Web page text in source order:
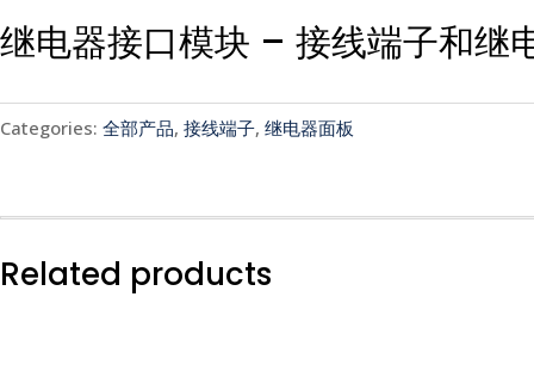
继电器接口模块 – 接线端子和继
Categories: 全部产品, 接线端子, 继电器面板
Related products